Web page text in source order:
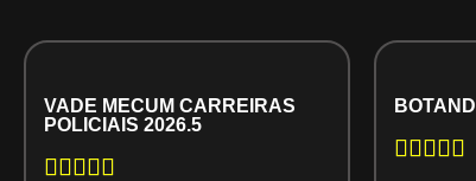
VADE MECUM CARREIRAS
POLICIAIS 2026.5